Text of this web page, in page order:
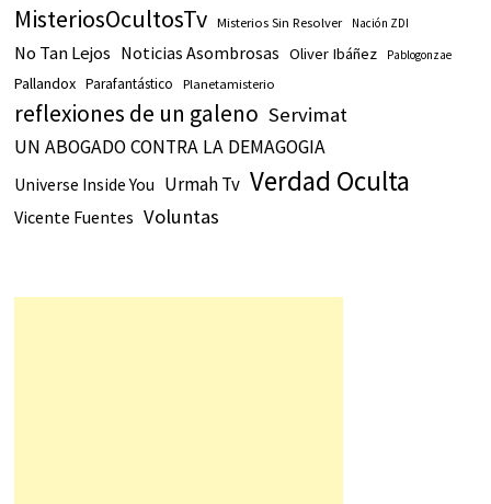
MisteriosOcultosTv Misterios Sin Resolver Nación ZDI
No Tan Lejos Noticias Asombrosas Oliver Ibáñez Pablogonzae
Pallandox Parafantástico Planetamisterio
reflexiones de un galeno Servimat
UN ABOGADO CONTRA LA DEMAGOGIA
Universe Inside You Urmah Tv Verdad Oculta
Vicente Fuentes Voluntas